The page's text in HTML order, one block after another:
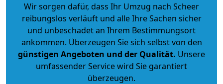
Wir sorgen dafür, dass Ihr Umzug nach Scheer
reibungslos verläuft und alle Ihre Sachen sicher
und unbeschadet an Ihrem Bestimmungsort
ankommen. Überzeugen Sie sich selbst von den
günstigen Angeboten und der Qualität. Unsere
umfassender Service wird Sie garantiert
überzeugen.